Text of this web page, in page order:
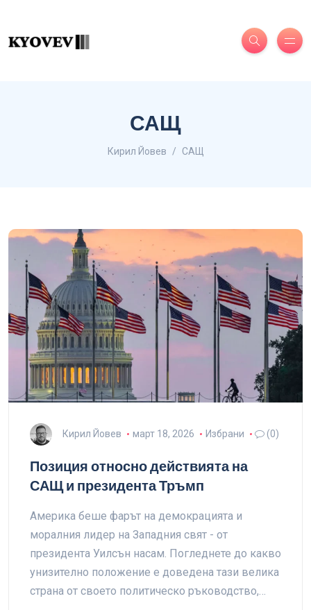
САЩ
Кирил Йовев САЩ
Кирил Йовев март 18, 2026 Избрани (0)
Позиция относно действията на
САЩ и президента Тръмп
Америка беше фарът на демокрацията и
моралния лидер на Западния свят - от
президента Уилсън насам. Погледнете до какво
унизително положение е доведена тази велика
страна от своето политическо ръководство,…